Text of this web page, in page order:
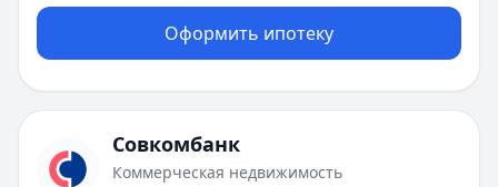
Оформить ипотеку
Совкомбанк
Коммерческая недвижимость